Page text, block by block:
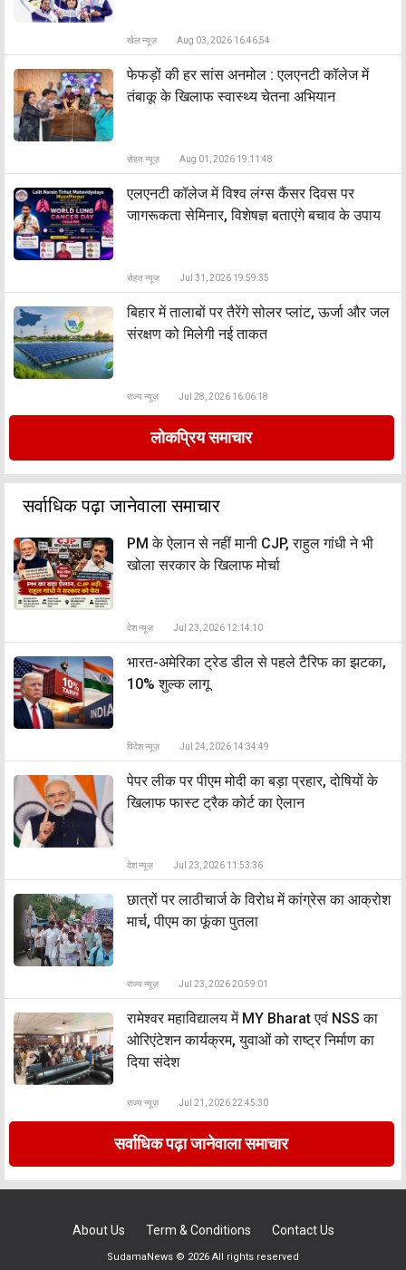
खेल न्यूज़ Aug 03, 2026 16:46:54
फेफड़ों की हर सांस अनमोल : एलएनटी कॉलेज में
तंबाकू के खिलाफ स्वास्थ्य चेतना अभियान
सेहत न्यूज़ Aug 01, 2026 19:11:48
एलएनटी कॉलेज में विश्व लंग्स कैंसर दिवस पर
जागरूकता सेमिनार, विशेषज्ञ बताएंगे बचाव के उपाय
सेहत न्यूज़ Jul 31, 2026 19:59:35
बिहार में तालाबों पर तैरेंगे सोलर प्लांट, ऊर्जा और जल
संरक्षण को मिलेगी नई ताकत
राज्य न्यूज़ Jul 28, 2026 16:06:18
लोकप्रिय समाचार
सर्वाधिक पढ़ा जानेवाला समाचार
PM के ऐलान से नहीं मानी CJP, राहुल गांधी ने भी
खोला सरकार के खिलाफ मोर्चा
देश न्यूज़ Jul 23, 2026 12:14:10
भारत-अमेरिका ट्रेड डील से पहले टैरिफ का झटका,
10% शुल्क लागू
विदेश न्यूज़ Jul 24, 2026 14:34:49
पेपर लीक पर पीएम मोदी का बड़ा प्रहार, दोषियों के
खिलाफ फास्ट ट्रैक कोर्ट का ऐलान
देश न्यूज़ Jul 23, 2026 11:53:36
छात्रों पर लाठीचार्ज के विरोध में कांग्रेस का आक्रोश
मार्च, पीएम का फूंका पुतला
राज्य न्यूज़ Jul 23, 2026 20:59:01
रामेश्वर महाविद्यालय में MY Bharat एवं NSS का
ओरिएंटेशन कार्यक्रम, युवाओं को राष्ट्र निर्माण का
दिया संदेश
राज्य न्यूज़ Jul 21, 2026 22:45:30
सर्वाधिक पढ़ा जानेवाला समाचार
About Us Term & Conditions Contact Us
SudamaNews © 2026 All rights reserved